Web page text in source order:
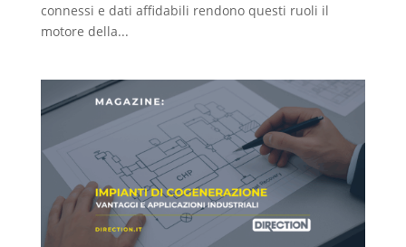
connessi e dati affidabili rendono questi ruoli il
motore della...